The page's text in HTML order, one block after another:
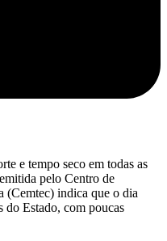
e tempo seco em todas as
pelo Centro de
(Cemtec) indica que o dia
do Estado, com poucas